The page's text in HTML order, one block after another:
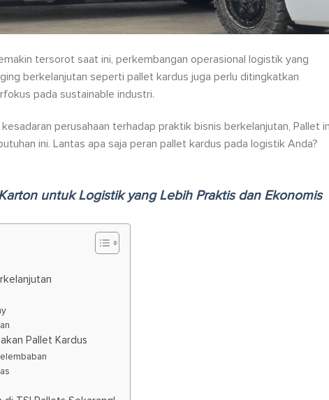
tersorot saat ini, perkembangan operasional logistik yang
berkelanjutan seperti pallet kardus juga perlu ditingkatkan
pada sustainable industri.
perusahaan terhadap praktik bisnis berkelanjutan, Pallet
ini. Lantas apa saja peran pallet kardus pada logistik Anda?
untuk Logistik yang Lebih Praktis dan Ekonomis
Pallet Kardus